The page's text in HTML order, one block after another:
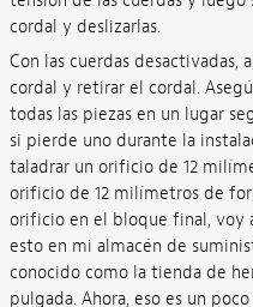
cordal y deslizarlas.
Con las cuerdas
cordal y retirar el cordal.
todas las piezas en un lugar
si pierde uno durante la
taladrar un orificio de 12
orificio de 12 milímetros de
orificio en el bloque final, voy
esto en mi almacén de
conocido como la tienda de
pulgada. Ahora, eso es un